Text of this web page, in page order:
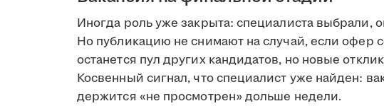
Иногда роль уже закрыта: специалиста выбрали,
Но публикацию не снимают на случай, если офер
останется пул других кандидатов, но новые
Косвенный сигнал, что специалист уже найден:
держится «не просмотрен» дольше недели.